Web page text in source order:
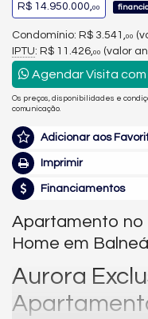
R$ 14.950.000,00
Condomínio: R$ 3.541, 00
IPTU: R$ 11.426, 00 (valor
Agendar Visita
Os preços, disponibilidades e
comunicação.
Adicionar aos
Imprimir
Financiamentos
Apartamento no
Home em
Aurora